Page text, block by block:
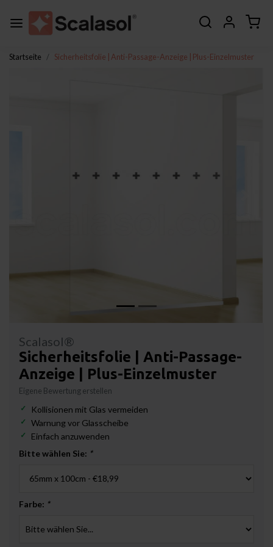
Startseite Sicherheitsfolie | Anti-Passage-Anzeige | Plus-Einzelmuster
Scalasol®
Sicherheitsfolie | Anti-Passage-
Anzeige | Plus-Einzelmuster
Eigene Bewertung erstellen
Kollisionen mit Glas vermeiden
Warnung vor Glasscheibe
Einfach anzuwenden
Bitte wählen Sie: *
Farbe: *